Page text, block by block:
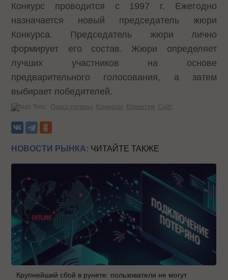
Конкурс проводится с 1997 г. Ежегодно
назначается новый председатель жюри
Конкурса. Председатель жюри лично
формирует его состав. Жюри определяет
лучших участников на основе
предварительного голосования, а затем
выбирает победителей.
Теги: Пресс-релизы Конкурсы Клиентам Сайт
НОВОСТИ РЫНКА: ЧИТАЙТЕ ТАКЖЕ
Крупнейший сбой в рунете: пользователи не могут